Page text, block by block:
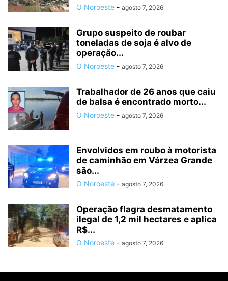
O Noroeste - agosto 7, 2026
Grupo suspeito de roubar
toneladas de soja é alvo de
operação...
O Noroeste - agosto 7, 2026
Trabalhador de 26 anos que caiu
de balsa é encontrado morto...
O Noroeste - agosto 7, 2026
Envolvidos em roubo à motorista
de caminhão em Várzea Grande
são...
O Noroeste - agosto 7, 2026
Operação flagra desmatamento
ilegal de 1,2 mil hectares e aplica
R$...
O Noroeste - agosto 7, 2026